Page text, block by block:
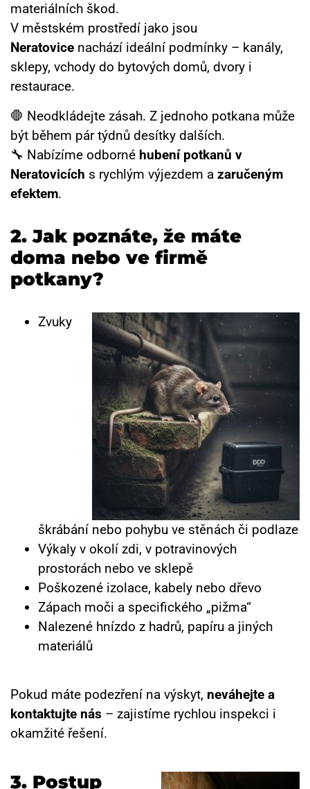
materiálních škod.
V městském prostředí jako jsou
Neratovice nachází ideální podmínky – kanály,
sklepy, vchody do bytových domů, dvory i
restaurace.
🛑 Neodkládejte zásah. Z jednoho potkana může
být během pár týdnů desítky dalších.
🔧 Nabízíme odborné hubení potkanů v
Neratovicích s rychlým výjezdem a zaručeným
efektem.
2. Jak poznáte, že máte
doma nebo ve firmě
potkany?
Zvuky
škrábání nebo pohybu ve stěnách či podlaze
Výkaly v okolí zdi, v potravinových
prostorách nebo ve sklepě
Poškozené izolace, kabely nebo dřevo
Zápach moči a specifického „pižma“
Nalezené hnízdo z hadrů, papíru a jiných
materiálů
Pokud máte podezření na výskyt, neváhejte a
kontaktujte nás – zajistíme rychlou inspekci i
okamžité řešení.
3. Postup